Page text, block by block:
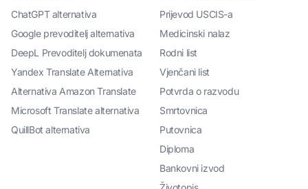
ChatGPT alternativa
Google prevoditelj alternativa
DeepL Prevoditelj dokumenata
Yandex Translate Alternativa
Alternativa Amazon Translate
Microsoft Translate alternativa
QuillBot alternativa
Prijevod USCIS-a
Medicinski nalaz
Rodni list
Vjenčani list
Potvrda o razvodu
Smrtovnica
Putovnica
Diploma
Bankovni izvod